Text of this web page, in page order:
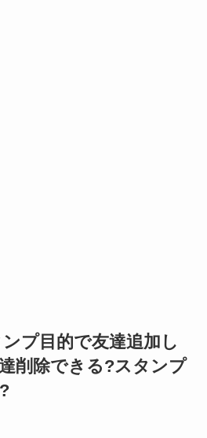
プ目的で友達追加し
削除できる?スタンプ